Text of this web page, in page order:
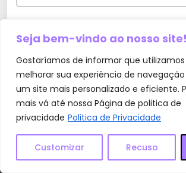
Seja bem-vindo ao nosso site!
Gostaríamos de informar que
melhorar sua experiência de
um site mais personalizado e eficiente.
mais vá até nossa Página de politica de
privacidade Politica de Privacidade
Customizar Recuso
Salvar meus dados neste
próxima vez que eu comentar.